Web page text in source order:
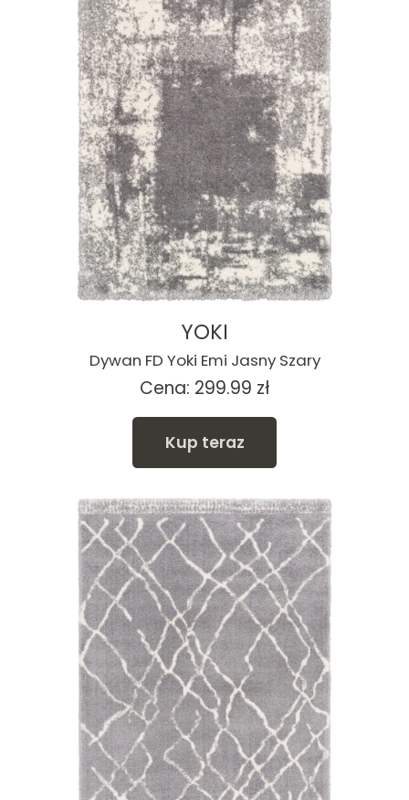
YOKI
Dywan FD Yoki Emi Jasny Szary
Cena: 299.99 zł
Kup teraz